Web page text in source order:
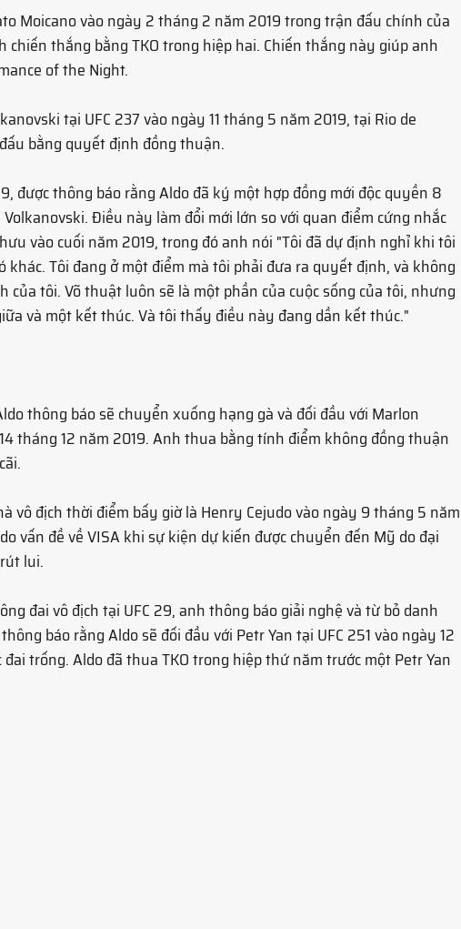
Moicano vào ngày 2 tháng 2 năm 2019 trong trận đấu chính của
chiến thắng bằng TKO trong hiệp hai. Chiến thắng này giúp anh
of the Night.
tại UFC 237 vào ngày 11 tháng 5 năm 2019, tại Rio de
bằng quyết định đồng thuận.
được thông báo rằng Aldo đã ký một hợp đồng mới độc quyền 8
Điều này làm đổi mới lớn so với quan điểm cứng nhắc
vào cuối năm 2019, trong đó anh nói "Tôi đã dự định nghỉ khi tôi
khác. Tôi đang ở một điểm mà tôi phải đưa ra quyết định, và không
của tôi. Võ thuật luôn sẽ là một phần của cuộc sống của tôi, nhưng
và một kết thúc. Và tôi thấy điều này đang dần kết thúc."
thông báo sẽ chuyển xuống hạng gà và đối đầu với Marlon
tháng 12 năm 2019. Anh thua bằng tính điểm không đồng thuận
vô địch thời điểm bấy giờ là Henry Cejudo vào ngày 9 tháng 5 năm
vấn đề về VISA khi sự kiện dự kiến được chuyển đến Mỹ do đại
lui.
đai vô địch tại UFC 29, anh thông báo giải nghệ và từ bỏ danh
báo rằng Aldo sẽ đối đầu với Petr Yan tại UFC 251 vào ngày 12
trống. Aldo đã thua TKO trong hiệp thứ năm trước một Petr Yan